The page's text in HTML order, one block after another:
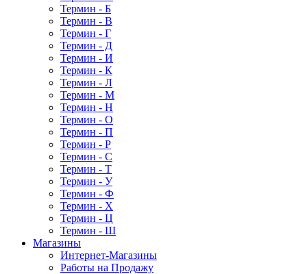
Термин - Б
Термин - В
Термин - Г
Термин - Д
Термин - И
Термин - К
Термин - Л
Термин - М
Термин - Н
Термин - О
Термин - П
Термин - Р
Термин - С
Термин - Т
Термин - У
Термин - Ф
Термин - Х
Термин - Ц
Термин - Ш
Магазины
Интернет-Магазины
Работы на Продажу